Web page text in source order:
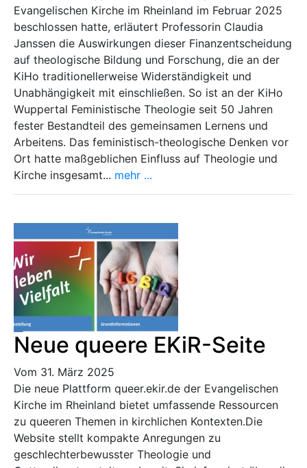
Evangelischen Kirche im Rheinland im Februar 2025
beschlossen hatte, erläutert Professorin Claudia
Janssen die Auswirkungen dieser Finanzentscheidung
auf theologische Bildung und Forschung, die an der
KiHo traditionellerweise Widerständigkeit und
Unabhängigkeit mit einschließen. So ist an der KiHo
Wuppertal Feministische Theologie seit 50 Jahren
fester Bestandteil des gemeinsamen Lernens und
Arbeitens. Das feministisch-theologische Denken vor
Ort hatte maßgeblichen Einfluss auf Theologie und
Kirche insgesamt... mehr ...
Neue queere EKiR-Seite
Vom 31. März 2025
Die neue Plattform queer.ekir.de der Evangelischen
Kirche im Rheinland bietet umfassende Ressourcen
zu queeren Themen in kirchlichen Kontexten.​ Die
Website stellt kompakte Anregungen zu
geschlechterbewusster Theologie und